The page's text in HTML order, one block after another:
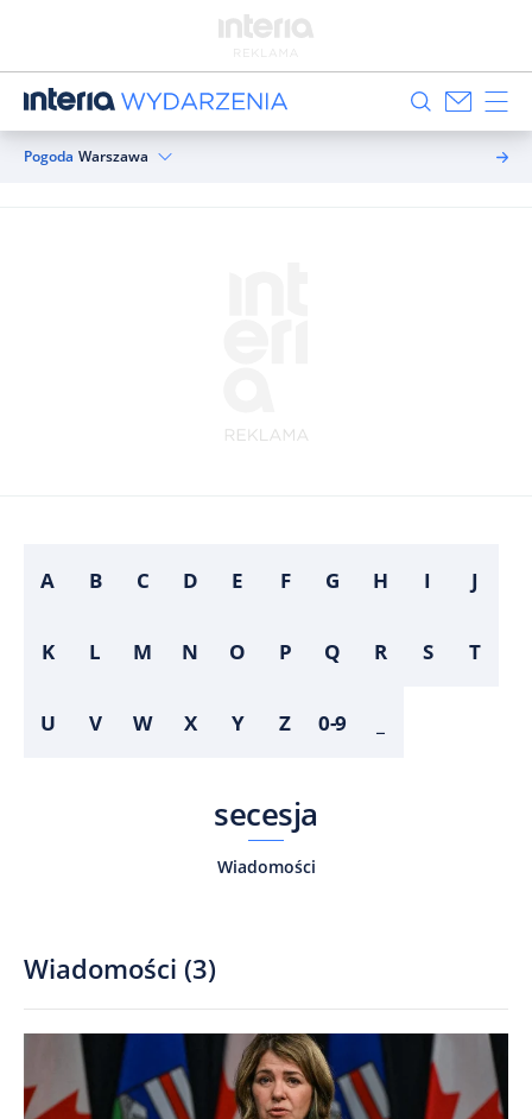
Pogoda Warszawa
A B C D E F G H I J
K L M N O P Q R S T
U V W X Y Z 0-9
secesja
Wiadomości
Wiadomości (3)